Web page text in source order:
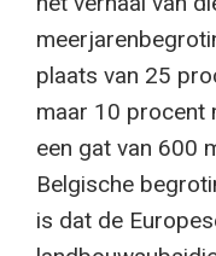
plaats van 25
maar 10 procent
een gat van 600
Belgische
is dat de